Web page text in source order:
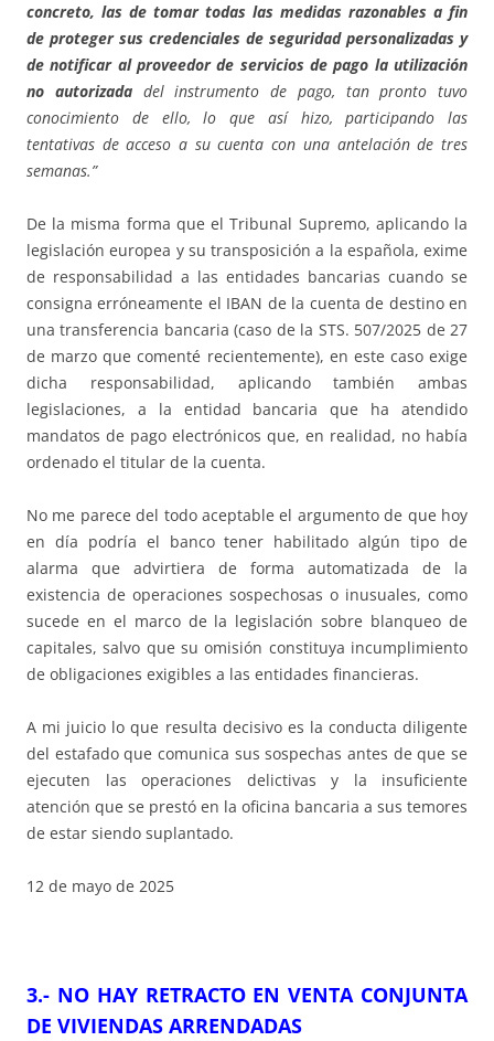
concreto, las de tomar todas las medidas razonables a fin
de proteger sus credenciales de seguridad personalizadas y
de notificar al proveedor de servicios de pago la utilización
no autorizadadel instrumento de pago, tan pronto tuvo
conocimiento de ello, lo que así hizo, participando las
tentativas de acceso a su cuenta con una antelación de tres
semanas.”
De la misma forma que el Tribunal Supremo, aplicando la
legislación europea y su transposición a la española, exime
de responsabilidad a las entidades bancarias cuando se
consigna erróneamente el IBAN de la cuenta de destino en
una transferencia bancaria (caso de la STS. 507/2025 de 27
de marzo que comenté recientemente), en este caso exige
dicha responsabilidad, aplicando también ambas
legislaciones, a la entidad bancaria que ha atendido
mandatos de pago electrónicos que, en realidad, no había
ordenado el titular de la cuenta.
No me parece del todo aceptable el argumento de que hoy
en día podría el banco tener habilitado algún tipo de
alarma que advirtiera de forma automatizada de la
existencia de operaciones sospechosas o inusuales, como
sucede en el marco de la legislación sobre blanqueo de
capitales, salvo que su omisión constituya incumplimiento
de obligaciones exigibles a las entidades financieras.
A mi juicio lo que resulta decisivo es la conducta diligente
del estafado que comunica sus sospechas antes de que se
ejecuten las operaciones delictivas y la insuficiente
atención que se prestó en la oficina bancaria a sus temores
de estar siendo suplantado.
12 de mayo de 2025
3.- NO HAY RETRACTO EN VENTA CONJUNTA
DE VIVIENDAS ARRENDADAS